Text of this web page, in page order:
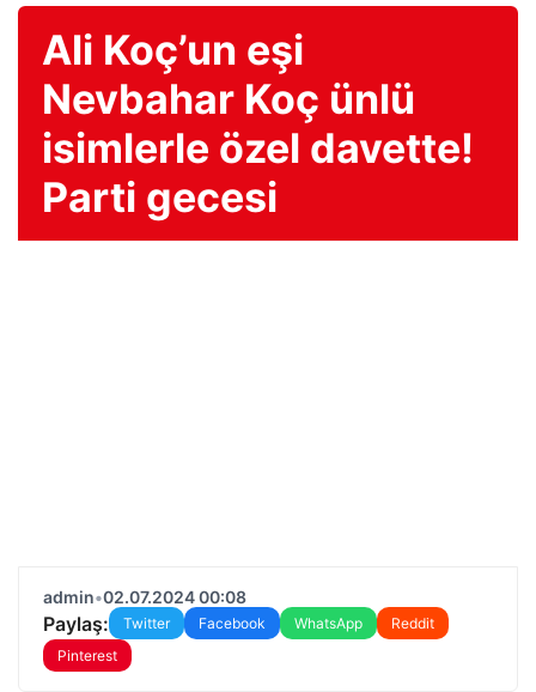
Ali Koç’un eşi
Nevbahar Koç ünlü
isimlerle özel davette!
Parti gecesi
admin•02.07.2024 00:08
Paylaş: Twitter Facebook WhatsApp
Reddit
Pinterest